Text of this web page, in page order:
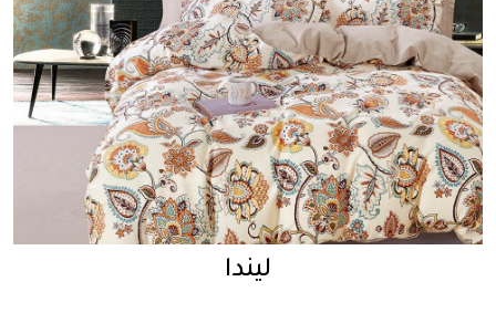
ليندا